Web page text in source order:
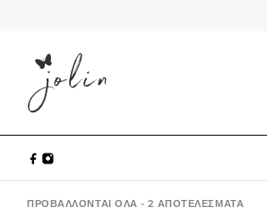
ΠΡΟΒΆΛΛΟΝΤΑΙ ΌΛΑ - 2 ΑΠΟΤΕΛΈΣΜΑΤΑ